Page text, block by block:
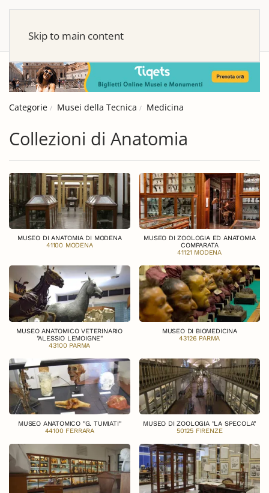
Skip to main content
Categorie Musei della Tecnica Medicina
Collezioni di Anatomia
MUSEO DI ANATOMIA DI MODENA
41100 MODENA
MUSEO DI ZOOLOGIA ED ANATOMIA
COMPARATA
41121 MODENA
MUSEO ANATOMICO VETERINARIO
"ALESSIO LEMOIGNE"
43100 PARMA
MUSEO DI BIOMEDICINA
43126 PARMA
MUSEO ANATOMICO "G. TUMIATI"
44100 FERRARA
MUSEO DI ZOOLOGIA "LA SPECOLA"
50125 FIRENZE